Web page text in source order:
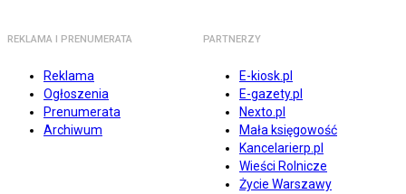
REKLAMA I PRENUMERATA
Reklama
Ogłoszenia
Prenumerata
Archiwum
PARTNERZY
E-kiosk.pl
E-gazety.pl
Nexto.pl
Mała księgowość
Kancelarierp.pl
Wieści Rolnicze
Życie Warszawy